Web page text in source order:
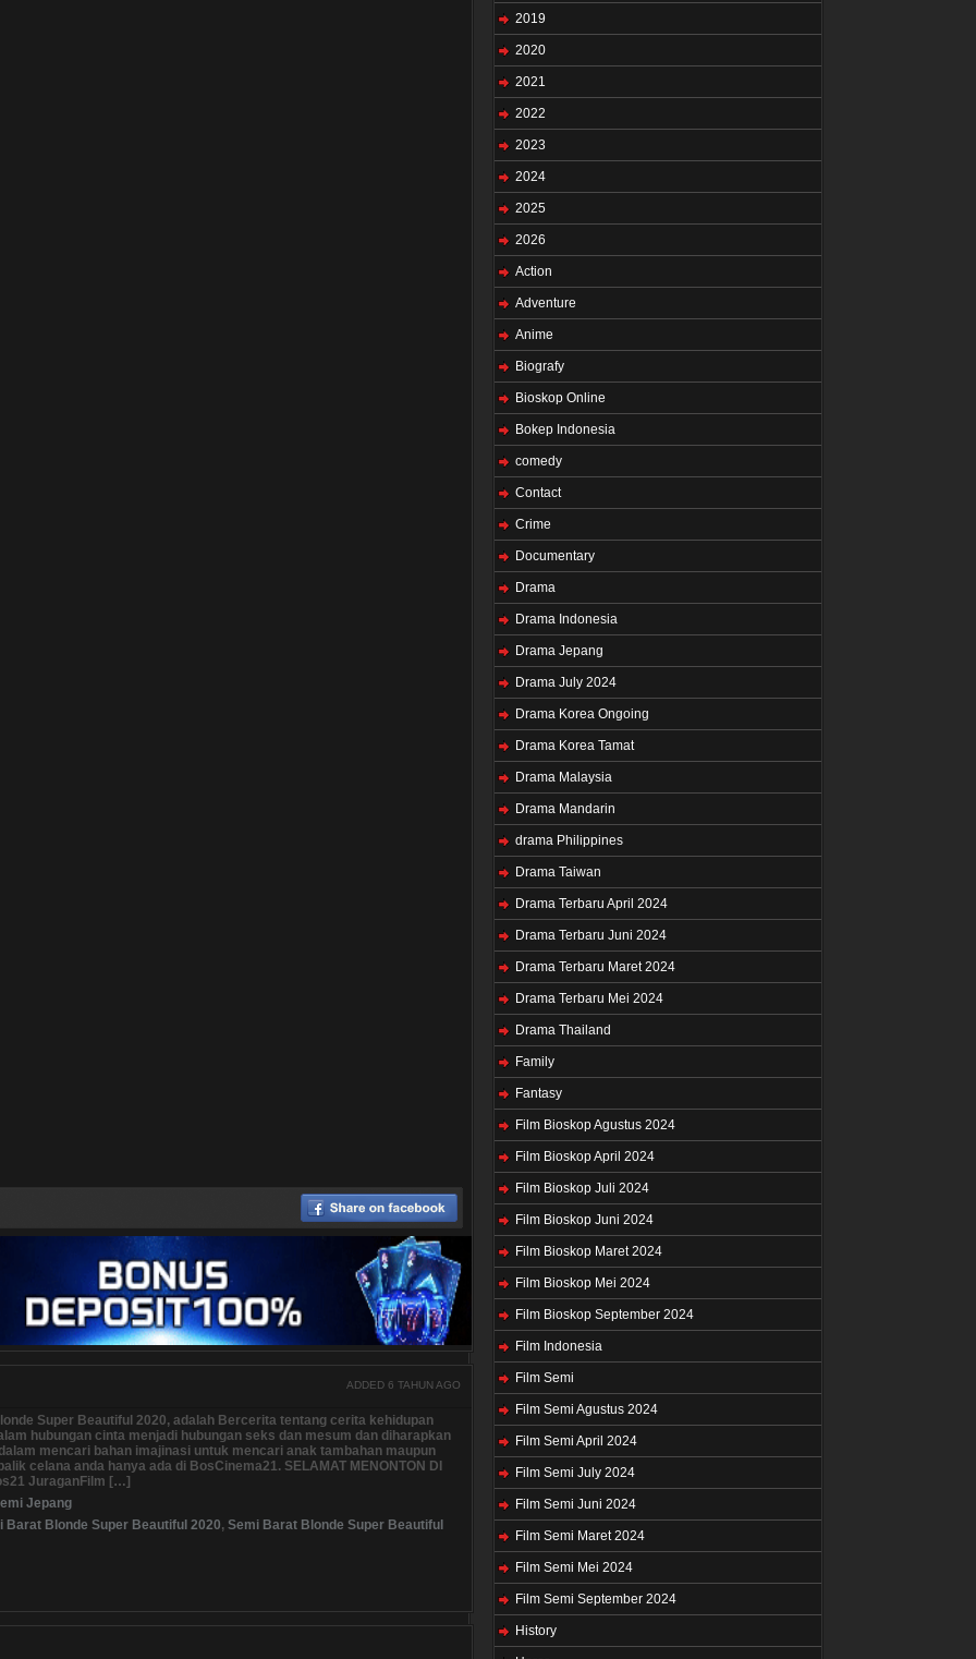
ADDED 6 TAHUN AGO
Super Beautiful 2020, adalah Bercerita tentang cerita kehidupan
hubungan cinta menjadi hubungan seks dan mesum dan diharapkan
mencari bahan imajinasi untuk mencari anak tambahan maupun
celana anda hanya ada di BosCinema21. SELAMAT MENONTON DI
JuraganFilm […]
Jepang
Barat Blonde Super Beautiful 2020, Semi Barat Blonde Super Beautiful
2019
2020
2021
2022
2023
2024
2025
2026
Action
Adventure
Anime
Biografy
Bioskop Online
Bokep Indonesia
comedy
Contact
Crime
Documentary
Drama
Drama Indonesia
Drama Jepang
Drama July 2024
Drama Korea Ongoing
Drama Korea Tamat
Drama Malaysia
Drama Mandarin
drama Philippines
Drama Taiwan
Drama Terbaru April 2024
Drama Terbaru Juni 2024
Drama Terbaru Maret 2024
Drama Terbaru Mei 2024
Drama Thailand
Family
Fantasy
Film Bioskop Agustus 2024
Film Bioskop April 2024
Film Bioskop Juli 2024
Film Bioskop Juni 2024
Film Bioskop Maret 2024
Film Bioskop Mei 2024
Film Bioskop September 2024
Film Indonesia
Film Semi
Film Semi Agustus 2024
Film Semi April 2024
Film Semi July 2024
Film Semi Juni 2024
Film Semi Maret 2024
Film Semi Mei 2024
Film Semi September 2024
History